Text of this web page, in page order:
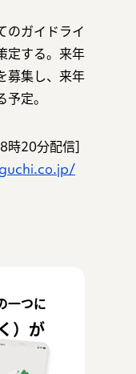
のガイドライ
定する。来年
募集し、来年
定。
時20分配信]
一つに
）が